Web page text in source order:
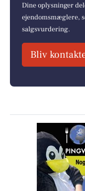
Dine oplysninger
ejendomsmæglere,
salgsvurdering.
Bliv